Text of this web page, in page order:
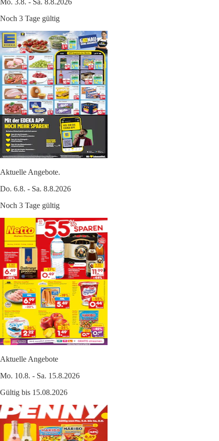
Mo. 3.8. - Sa. 8.8.2026
Noch 3 Tage gültig
Aktuelle Angebote.
Do. 6.8. - Sa. 8.8.2026
Noch 3 Tage gültig
Aktuelle Angebote
Mo. 10.8. - Sa. 15.8.2026
Gültig bis 15.08.2026